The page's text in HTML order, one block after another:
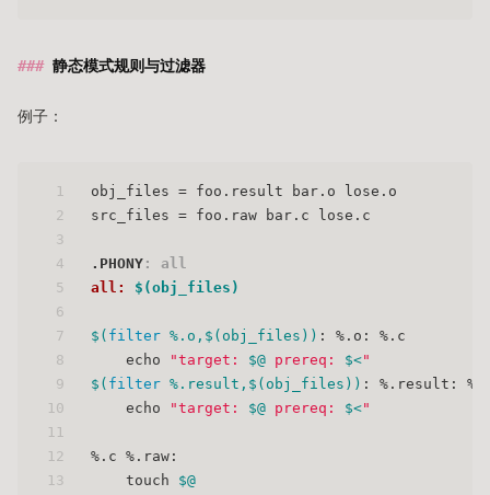
静态模式规则与过滤器
例子：
1
2
3
4
5
6
7
8
9
10
11
12
13
obj_files = foo.result bar.o lose.o
src_files = foo.raw bar.c lose.c
.PHONY : all
all: $(obj_files)
$( filter %.o, $(obj_files) ) : %.o: %.c
    echo
"target: $@ prereq: $<"
$( filter %.result, $(obj_files) ) : %.result:
    echo
"target: $@ prereq: $<"
%.c %.raw:
    touch
$@